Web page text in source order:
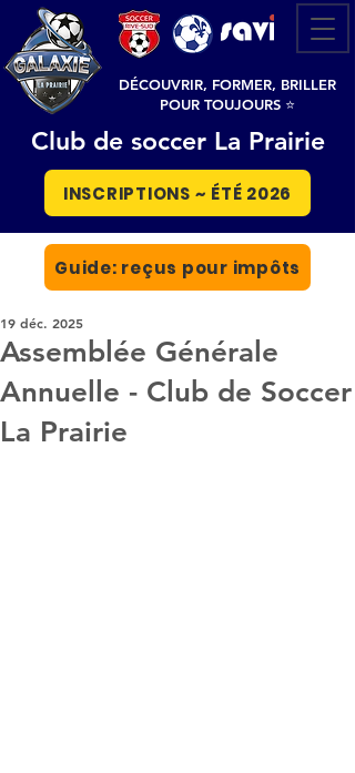
DÉCOUVRIR, FORMER, BRILLER
POUR TOUJOURS ⭐
Club de soccer La Prairie
INSCRIPTIONS ~ ÉTÉ 2026
Guide: reçus pour impôts
Assemblée Générale
Annuelle - Club de Soccer
La Prairie
19 déc. 2025